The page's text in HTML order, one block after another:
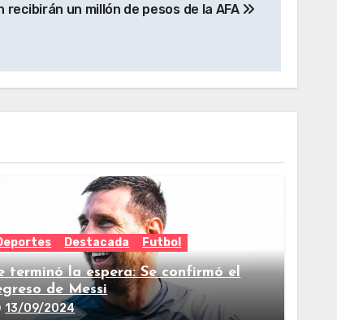
un millón de pesos de la AFA
Destacada Futbol
terminó la espera: Se confirmó el
de Messi
13/09/2024